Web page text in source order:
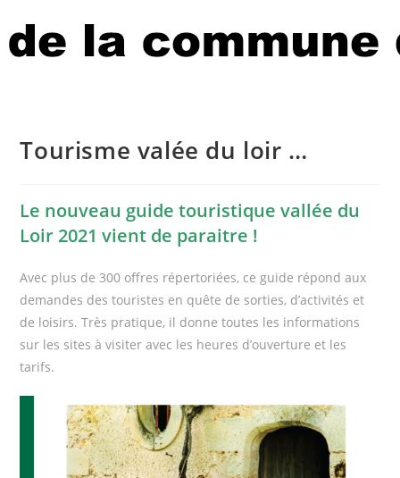
Tourisme valée du loir …
Le nouveau guide touristique vallée du
Loir 2021 vient de paraitre !
Avec plus de 300 offres répertoriées, ce guide répond aux
demandes des touristes en quête de sorties, d’activités et
de loisirs. Très pratique, il donne toutes les informations
sur les sites à visiter avec les heures d’ouverture et les
tarifs.